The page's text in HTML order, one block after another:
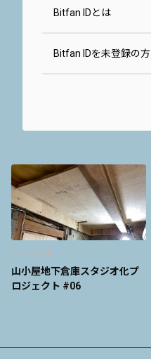
Bitfan IDとは
Bitfan IDを未登録の方
山小屋地下倉庫スタジオ化プ
ロジェクト #06